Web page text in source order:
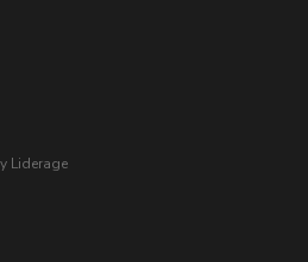
Liderage